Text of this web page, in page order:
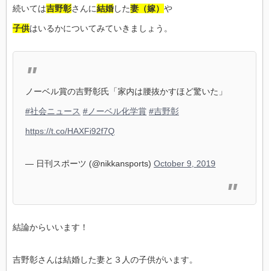
続いては吉野彰さんに結婚した妻（嫁） や
子供はいるかについてみていきましょう。
ノーベル賞の吉野彰氏「家内は腰抜かすほど驚いた」
#社会ニュース #ノーベル化学賞 #吉野彰
https://t.co/HAXFi92f7Q
— 日刊スポーツ (@nikkansports) October 9, 2019
結論からいいます！
吉野彰さんは結婚した妻と３人の子供がいます。